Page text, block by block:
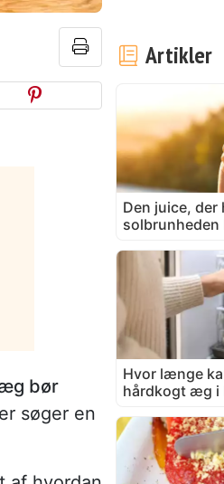
bør
søger en
Artikler
Den juice,
Hvor længe
hårdkogt æg i